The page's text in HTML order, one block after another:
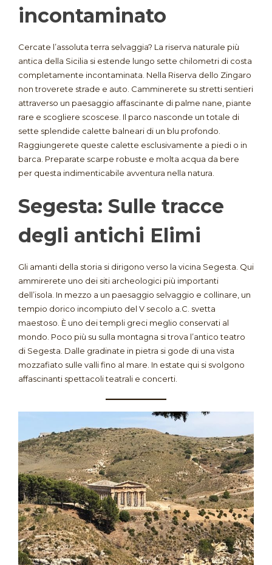
incontaminato
Cercate l’assoluta terra selvaggia? La riserva naturale più
antica della Sicilia si estende lungo sette chilometri di costa
completamente incontaminata . Nella Riserva dello Zingaro
non troverete strade e auto . Camminerete su stretti sentieri
attraverso un paesaggio affascinante di palme nane, piante
rare e scogliere scoscese . Il parco nasconde un totale di
sette splendide calette balneari di un blu profondo
Raggiungerete queste calette esclusivamente a piedi o in
barca . Preparate scarpe robuste e molta acqua da bere
per questa indimenticabile avventura nella natura
Segesta: Sulle tracce
degli antichi Elimi
Gli amanti della storia si dirigono verso la vicina Segesta. Qui
ammirerete uno dei siti archeologici più importanti
dell’isola. In mezzo a un paesaggio selvaggio e collinare, un
tempio dorico incompiuto del V secolo a.C. svetta
maestoso. È uno dei templi greci meglio conservati al
mondo. Poco più su sulla montagna si trova l’antico teatro
di Segesta. Dalle gradinate in pietra si gode di una vista
mozzafiato sulle valli fino al mare. In estate qui si svolgono
affascinanti spettacoli teatrali e concerti.